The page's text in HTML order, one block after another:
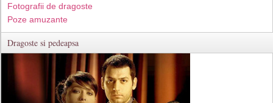
Fotografii de dragoste
Poze amuzante
Dragoste si pedeapsa